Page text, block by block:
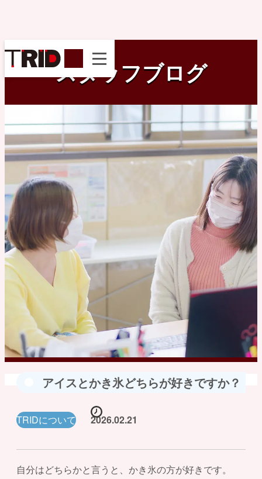
instagram
スタッフブログ
アイスとかき氷どちらが好きですか？
TRIDについて 2026.02.21
自分はどちらかと言うと、かき氷の方が好きです。